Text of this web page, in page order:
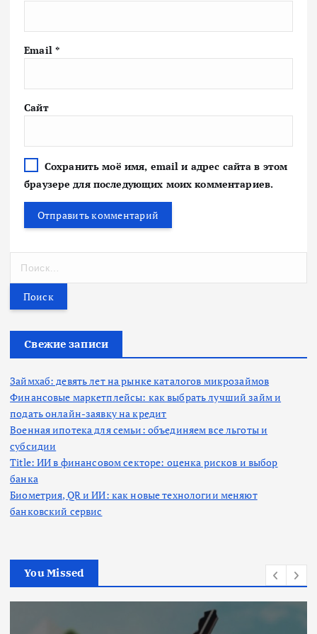
Email *
Сайт
Сохранить моё имя, email и адрес сайта в этом
браузере для последующих моих комментариев.
т
Свежие записи
Займхаб: девять лет на рынке каталогов микрозаймов
Финансовые маркетплейсы: как выбрать лучший займ и
подать онлайн-заявку на кредит
Военная ипотека для семьи: объединяем все льготы и
субсидии
Title: ИИ в финансовом секторе: оценка рисков и выбор
банка
Биометрия, QR и ИИ: как новые технологии меняют
банковский сервис
You Missed